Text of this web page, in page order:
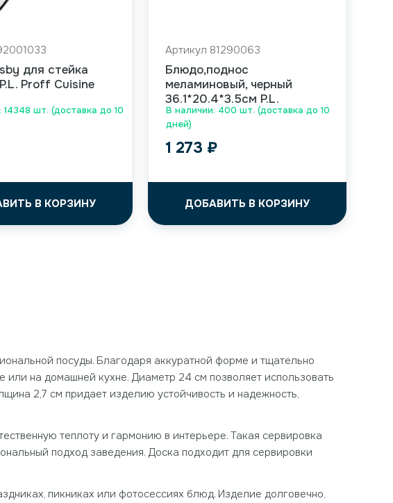
14348 шт. (доставка до 10
для стейка
Proff Cuisine
В КОРЗИНУ
В наличии: 400 шт. (доставка до 10
дней)
Артикул 81290063
Блюдо,поднос
меламиновый, черный
36.1*20.4*3.5см P.L.
1 273 ₽
ДОБАВИТЬ В КОРЗИНУ
посуды. Благодаря аккуратной форме и тщательно
на домашней кухне. Диаметр 24 см позволяет использовать
2,7 см придает изделию устойчивость и надежность,
теплоту и гармонию в интерьере. Такая сервировка
подход заведения. Доска подходит для сервировки
пикниках или фотосессиях блюд. Изделие долговечно,